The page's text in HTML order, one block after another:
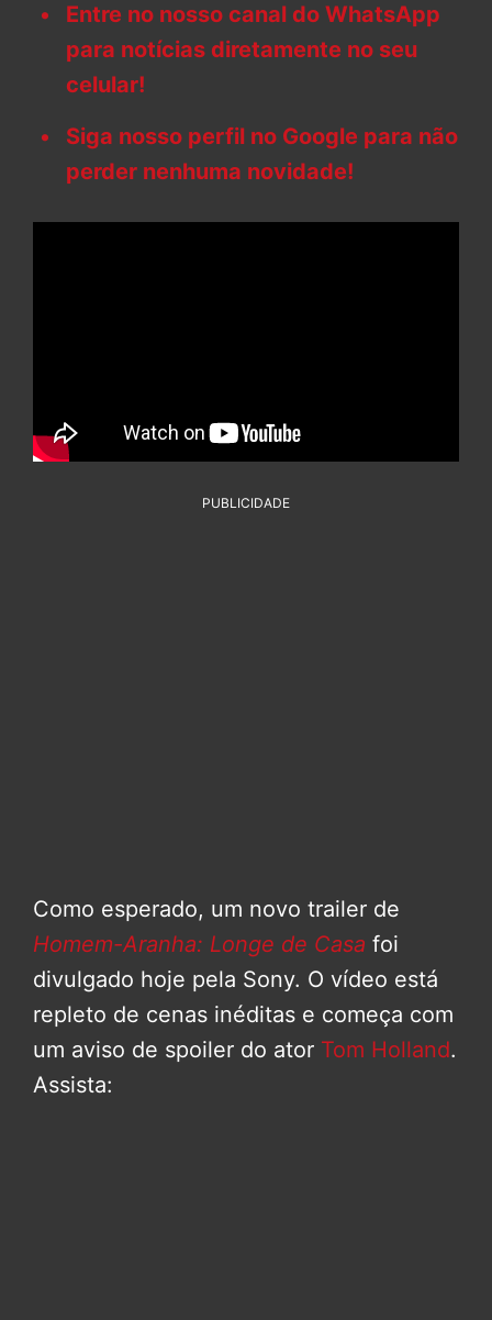
Entre no nosso canal do WhatsApp
para notícias diretamente no seu
celular!
Siga nosso perfil no Google para não
perder nenhuma novidade!
PUBLICIDADE
Como esperado, um novo trailer de
Homem-Aranha: Longe de Casa foi
divulgado hoje pela Sony. O vídeo está
repleto de cenas inéditas e começa com
um aviso de spoiler do ator Tom Holland.
Assista: